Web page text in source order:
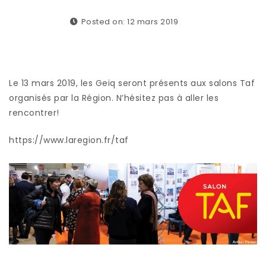
Posted on: 12 mars 2019
Le 13 mars 2019, les Geiq seront présents aux salons Taf
organisés par la Région. N’hésitez pas à aller les
rencontrer!
https://www.laregion.fr/taf